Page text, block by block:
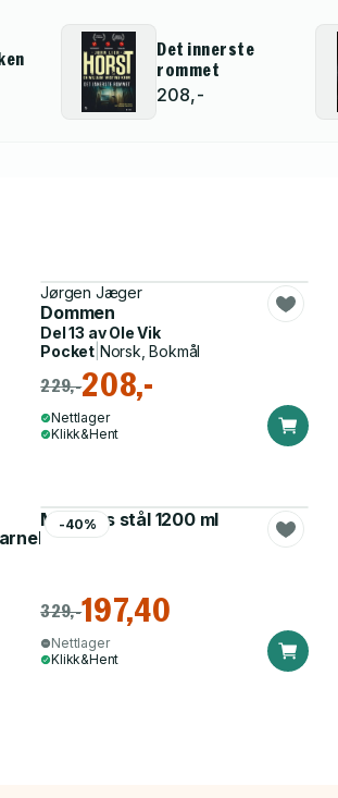
Det innerste
rommet
208,-
Jørgen Jæger
Dommen
Del 13 avOle Vik
Pocket Norsk, Bokmål
229,-208,-
Nettlager
Klikk&Hent
-40%
Matboks stål 1200 ml
329,-197,40
Nettlager
Klikk&Hent